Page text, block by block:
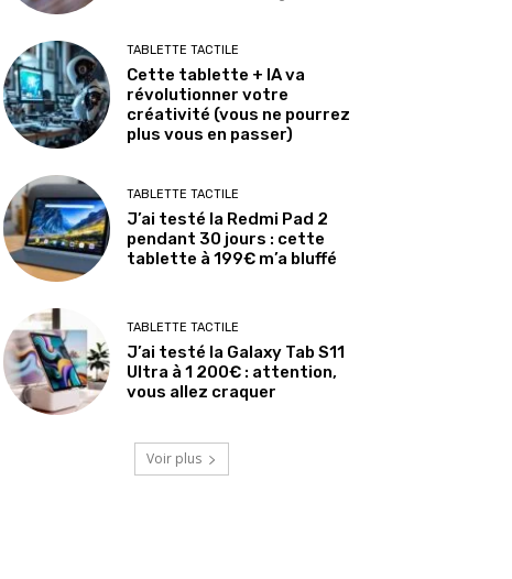
TABLETTE TACTILE
Cette tablette + IA va
révolutionner votre
créativité (vous ne pourrez
plus vous en passer)
TABLETTE TACTILE
J’ai testé la Redmi Pad 2
pendant 30 jours : cette
tablette à 199€ m’a bluffé
TABLETTE TACTILE
J’ai testé la Galaxy Tab S11
Ultra à 1 200€ : attention,
vous allez craquer
Voir plus